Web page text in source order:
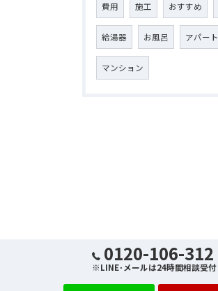
費用 施工 おすすめ
給湯器 お風呂 アパート
マンション
0120-106-312
※LINE･メールは24時間相談受付